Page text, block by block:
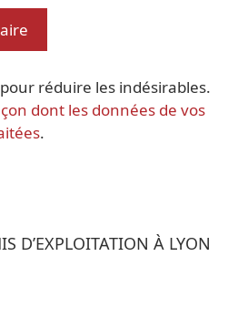
réduire les indésirables.
dont les données de vos
.
D’EXPLOITATION À LYON